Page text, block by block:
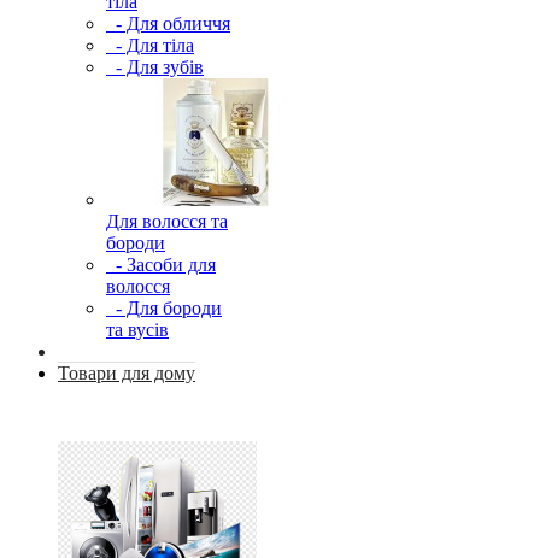
- Для обличчя
- Для тіла
- Для зубів
Для волосся та
бороди
- Засоби для
волосся
- Для бороди
та вусів
Товари для дому